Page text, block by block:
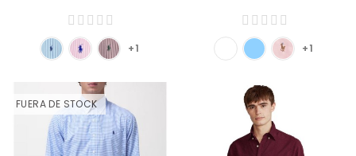
+1 +1
FUERA DE STOCK